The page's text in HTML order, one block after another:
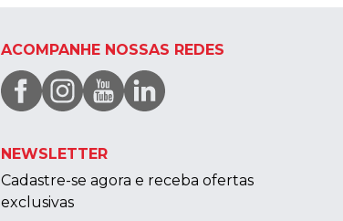
ACOMPANHE NOSSAS REDES
NEWSLETTER
Cadastre-se agora e receba ofertas
exclusivas